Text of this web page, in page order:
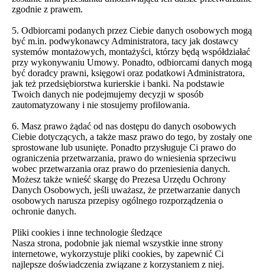
zgodnie z prawem.
5. Odbiorcami podanych przez Ciebie danych osobowych mogą
być m.in. podwykonawcy Administratora, tacy jak dostawcy
systemów montażowych, montażyści, którzy będą współdziałać
przy wykonywaniu Umowy. Ponadto, odbiorcami danych mogą
być doradcy prawni, księgowi oraz podatkowi Administratora,
jak też przedsiębiorstwa kurierskie i banki. Na podstawie
Twoich danych nie podejmujemy decyzji w sposób
zautomatyzowany i nie stosujemy profilowania.
6. Masz prawo żądać od nas dostępu do danych osobowych
Ciebie dotyczących, a także masz prawo do tego, by zostały one
sprostowane lub usunięte. Ponadto przysługuje Ci prawo do
ograniczenia przetwarzania, prawo do wniesienia sprzeciwu
wobec przetwarzania oraz prawo do przeniesienia danych.
Możesz także wnieść skargę do Prezesa Urzędu Ochrony
Danych Osobowych, jeśli uważasz, że przetwarzanie danych
osobowych narusza przepisy ogólnego rozporządzenia o
ochronie danych.
Pliki cookies i inne technologie śledzące
Nasza strona, podobnie jak niemal wszystkie inne strony
internetowe, wykorzystuje pliki cookies, by zapewnić Ci
najlepsze doświadczenia związane z korzystaniem z niej.